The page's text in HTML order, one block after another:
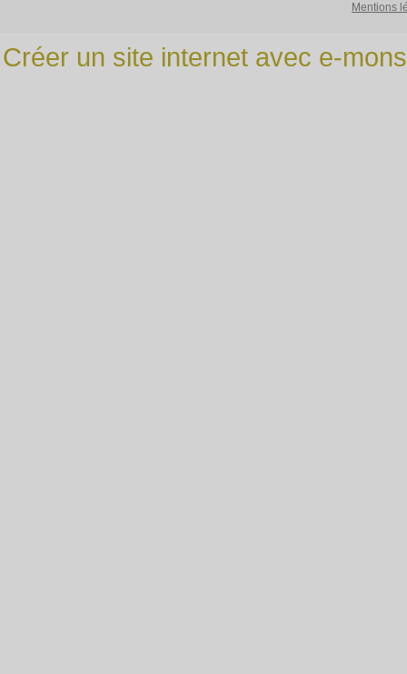
Mentions
Créer un site internet avec e-